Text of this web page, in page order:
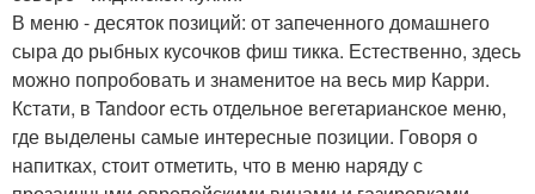
В меню - десяток позиций: от запеченного домашнего
сыра до рыбных кусочков фиш тикка. Естественно, здесь
можно попробовать и знаменитое на весь мир Карри.
Кстати, в Tandoor есть отдельное вегетарианское меню,
где выделены самые интересные позиции. Говоря о
напитках, стоит отметить, что в меню наряду с